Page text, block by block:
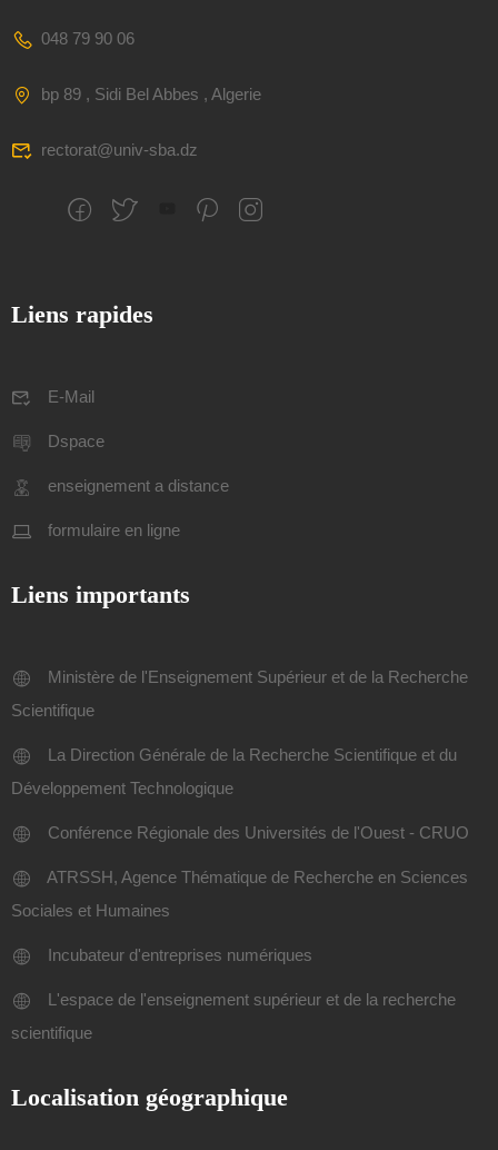
048 79 90 06
bp 89 , Sidi Bel Abbes , Algerie
rectorat@univ-sba.dz
Liens rapides
E-Mail
Dspace
enseignement a distance
formulaire en ligne
Liens importants
Ministère de l'Enseignement Supérieur et de la Recherche
Scientifique
La Direction Générale de la Recherche Scientifique et du
Développement Technologique
Conférence Régionale des Universités de l'Ouest - CRUO
ATRSSH, Agence Thématique de Recherche en Sciences
Sociales et Humaines
Incubateur d'entreprises numériques
L'espace de l'enseignement supérieur et de la recherche
scientifique
Localisation géographique